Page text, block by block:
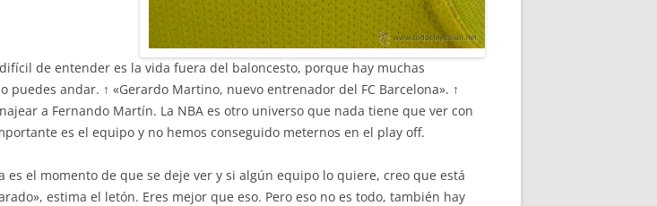
de entender es la vida fuera del baloncesto, porque hay muchas
andar. ↑ «Gerardo Martino, nuevo entrenador del FC Barcelona». ↑
a Fernando Martín. La NBA es otro universo que nada tiene que ver con
es el equipo y no hemos conseguido meternos en el play off.
es el momento de que se deje ver y si algún equipo lo quiere, creo que está
estima el letón. Eres mejor que eso. Pero eso no es todo, también hay